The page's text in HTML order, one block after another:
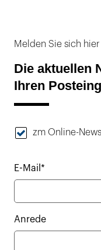
Melden Sie sich
Die aktuellen
Ihren
zm Online-
E-Mail*
Anrede